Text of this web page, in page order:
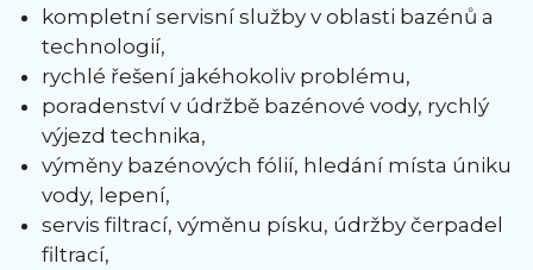
kompletní servisní služby v oblasti bazénů a
technologií,
rychlé řešení jakéhokoliv problému,
poradenství v údržbě bazénové vody, rychlý
výjezd technika,
výměny bazénových fólií, hledání místa úniku
vody, lepení,
servis filtrací, výměnu písku, údržby čerpadel
filtrací,